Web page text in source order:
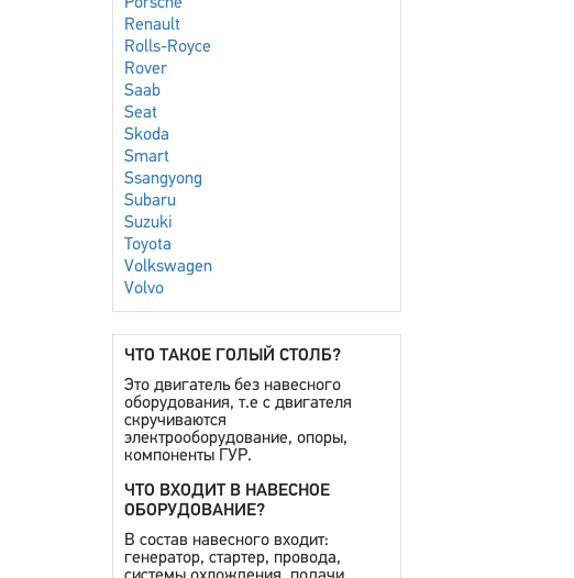
Renault
Rolls-Royce
Rover
Saab
Seat
Skoda
Smart
Ssangyong
Subaru
Suzuki
Toyota
Volkswagen
Volvo
ЧТО ТАКОЕ ГОЛЫЙ СТОЛБ?
Это двигатель без навесного
оборудования, т.е с двигателя
скручиваются
электрооборудование, опоры,
компоненты ГУР.
ЧТО ВХОДИТ В НАВЕСНОЕ
ОБОРУДОВАНИЕ?
В состав навесного входит:
генератор, стартер, провода,